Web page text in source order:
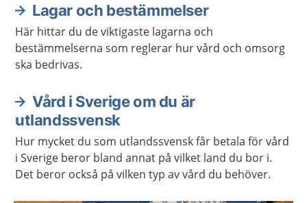
Lagar och bestämmelser
Här hittar du de viktigaste lagarna och
bestämmelserna som reglerar hur vård och omsorg
ska bedrivas.
Vård i Sverige om du är
utlandssvensk
Hur mycket du som utlandssvensk får betala för vård
i Sverige beror bland annat på vilket land du bor i.
Det beror också på vilken typ av vård du behöver.